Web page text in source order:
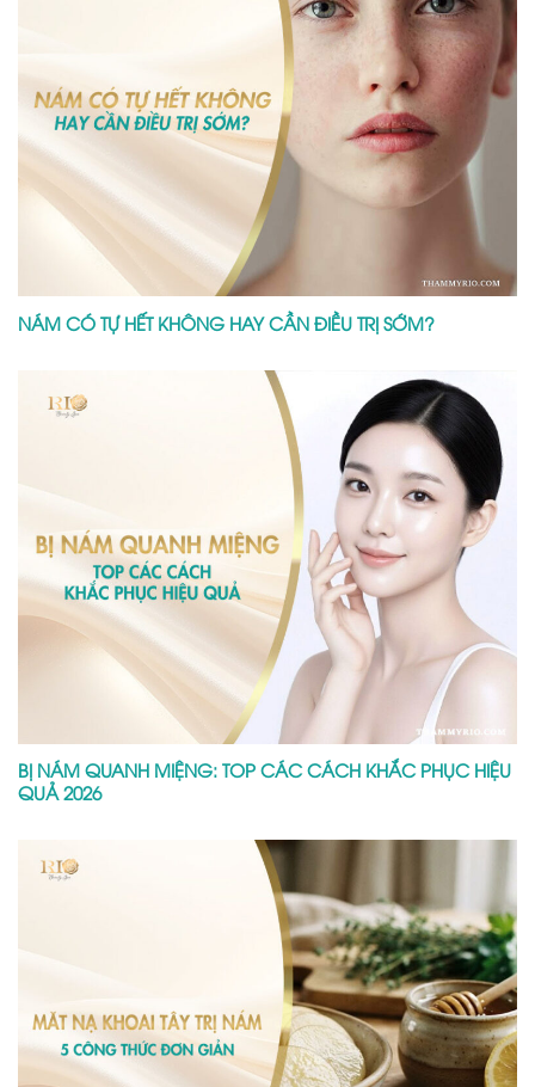
NÁM CÓ TỰ HẾT KHÔNG HAY CẦN ĐIỀU TRỊ SỚM?
BỊ NÁM QUANH MIỆNG: TOP CÁC CÁCH KHẮC PHỤC HIỆU
QUẢ 2026